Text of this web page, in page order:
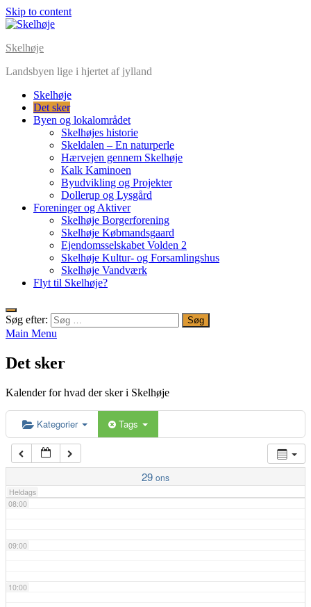
Skip to content
Skelhøje
Landsbyen lige i hjertet af jylland
Skelhøje
Det sker
Byen og lokalområdet
Skelhøjes historie
Skeldalen – En naturperle
Hærvejen gennem Skelhøje
Kalk Kaminoen
Byudvikling og Projekter
Dollerup og Lysgård
Foreninger og Aktiver
Skelhøje Borgerforening
Skelhøje Købmandsgaard
Ejendomsselskabet Volden 2
Skelhøje Kultur- og Forsamlingshus
Skelhøje Vandværk
Flyt til Skelhøje?
Søg efter:
Main Menu
Det sker
Kalender for hvad der sker i Skelhøje
Kategorier Tags
29 ons
Heldags
01:00
04:00
06:00
07:00
08:00
09:00
10:00